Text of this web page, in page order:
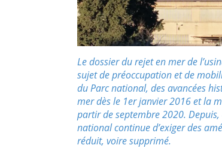
Le dossier du rejet en mer de
sujet de préoccupation et de
du Parc national, des avancées
mer dès le 1er janvier 2016 et la
partir de septembre 2020.
national continue d’exiger des
réduit, voire supprimé.